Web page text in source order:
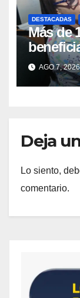
DESTACADAS
Más de
prótesis
AGO 7,
Deja
Lo siento,
comentario.